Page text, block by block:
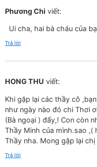
Phương Chi viết:
Ui cha, hai bà cháu của
Trả lời
HONG THU viết:
Khi gặp lại các thầy cô
như ngày nào đó chi Thơi
(Bà ngoại ) đấy,! Con còn
Thầy Minh của mình.sao
Thầy nha. Mong gặp lại chị
Trả lời